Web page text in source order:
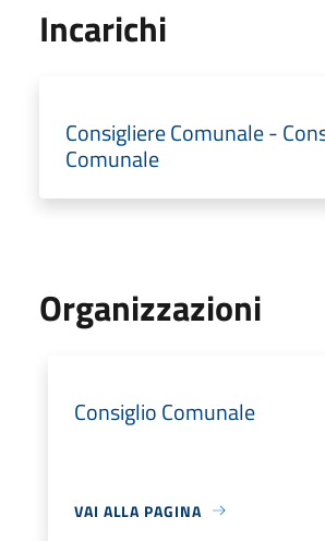
Incarichi
Consigliere Comunale -
Comunale
Organizzazioni
Consiglio Comunale
VAI ALLA PAGINA